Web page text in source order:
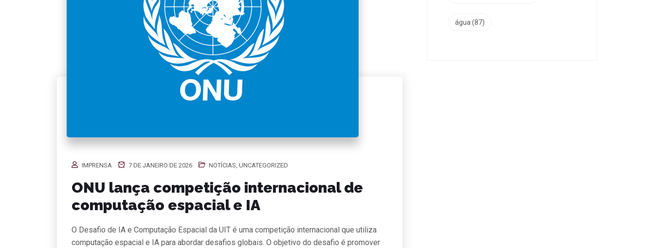
IMPRENSA 7 DE JANEIRO DE 2026 NOTÍCIAS UNCATEGORIZED
ONU lança competição internacional de
computação espacial e IA
O Desafio de IA e Computação Espacial da UIT é uma competição internacional que utiliza
computação espacial e IA para abordar desafios globais. O objetivo do desafio é promover
água (87)